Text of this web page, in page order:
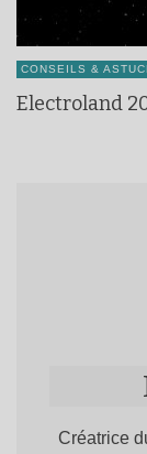
CONSEILS &
Electroland
Créatrice